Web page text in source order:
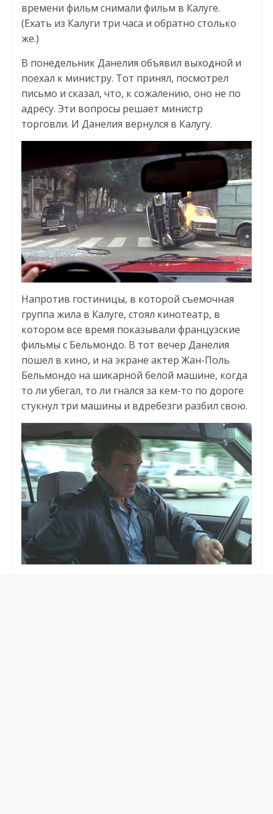
времени фильм снимали фильм в Калуге.
(Ехать из Калуги три часа и обратно столько
же.)
В понедельник Данелия объявил выходной и
поехал к министру. Тот принял, посмотрел
письмо и сказал, что, к сожалению, оно не по
адресу. Эти вопросы решает министр
торговли. И Данелия вернулся в Калугу.
Напротив гостиницы, в которой съемочная
группа жила в Калуге, стоял кинотеатр, в
котором все время показывали французские
фильмы с Бельмондо. В тот вечер Данелия
пошел в кино, и на экране актер Жан-Поль
Бельмондо на шикарной белой машине, когда
то ли убегал, то ли гнался за кем-то по дороге
стукнул три машины и вдребезги разбил свою.